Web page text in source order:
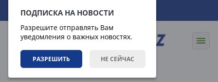
ПОДПИСКА НА НОВОСТИ
Разрешите отправлять Вам
уведомления о важных новостях.
РАЗРЕШИТЬ НЕ СЕЙЧАС
06.08.2026 07:13:48